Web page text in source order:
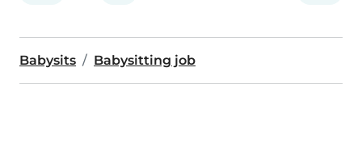
Babysits Babysitting job